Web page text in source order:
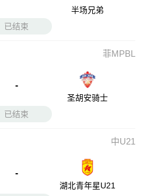
半场兄弟
已结束
菲MPBL
-
圣胡安骑士
已结束
中U21
-
湖北青年星U21